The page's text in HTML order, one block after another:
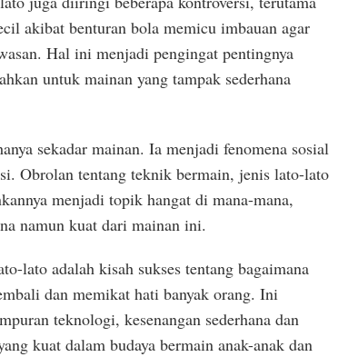
akibat benturan bola memicu imbauan agar
Hal ini menjadi pengingat pentingnya
untuk mainan yang tampak sederhana
sekadar mainan. Ia menjadi fenomena sosial
Obrolan tentang teknik bermain, jenis lato-lato
menjadi topik hangat di mana-mana,
namun kuat dari mainan ini.
lato adalah kisah sukses tentang bagaimana
dan memikat hati banyak orang. Ini
teknologi, kesenangan sederhana dan
kuat dalam budaya bermain anak-anak dan